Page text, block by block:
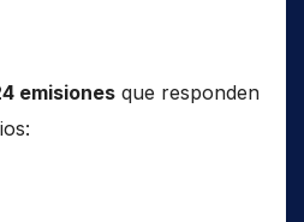
emisiones que responden